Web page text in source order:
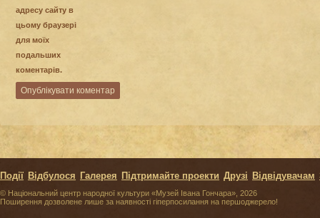
адресу сайту в
цьому браузері
для моїх
подальших
коментарів.
© Національний центр народної культури «Музей Івана Гончара», 2026
Поширення дозволене лише за наявності гіперпосилання на першоджерело!
Події Відбулося Галерея Підтримайте проекти Друзі Відвідувачам